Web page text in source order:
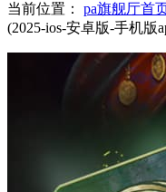
当前位置： pa旗舰厅首
(2025-ios-安卓版-手机版